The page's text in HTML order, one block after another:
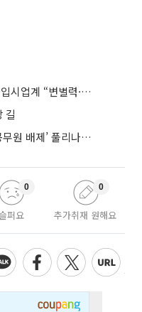
수능 절대평가·서논술형 공론화⋯입시업계 “변별력·사교육 대책 먼저”
길
나…응시자격 다시 열렸다
퍼요
0
추가취재 원해요
0